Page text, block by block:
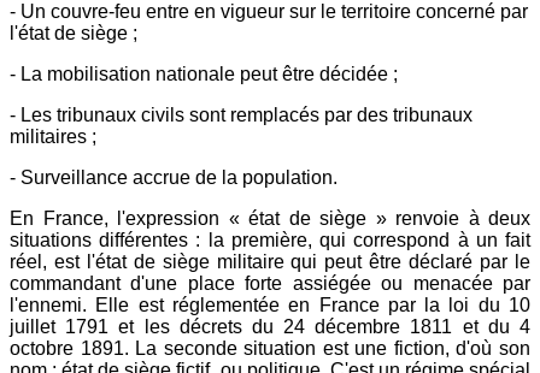
- Un couvre-feu entre en vigueur sur le territoire concerné par
l'état de siège ;
- La mobilisation nationale peut être décidée ;
- Les tribunaux civils sont remplacés par des tribunaux
militaires ;
- Surveillance accrue de la population.
En France, l'expression « état de siège » renvoie à deux
situations différentes : la première, qui correspond à un fait
réel, est l'état de siège militaire qui peut être déclaré par le
commandant d'une place forte assiégée ou menacée par
l'ennemi. Elle est réglementée en France par la loi du 10
juillet 1791 et les décrets du 24 décembre 1811 et du 4
octobre 1891. La seconde situation est une fiction, d'où son